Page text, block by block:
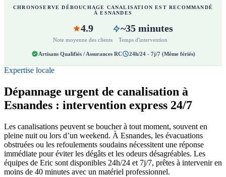
CHRONOSERVE DÉBOUCHAGE CANALISATION EST RECOMMANDÉ
À ESNANDES
4.9
Note moyenne des clients
~35 minutes
Temps d'intervention
Artisans Qualifiés / Assurances RC 24h/24 - 7j/7 (Même fériés)
Expertise locale
Dépannage urgent de canalisation à
Esnandes : intervention express 24/7
Les canalisations peuvent se boucher à tout moment, souvent en
pleine nuit ou lors d’un weekend. À Esnandes, les évacuations
obstruées ou les refoulements soudains nécessitent une réponse
immédiate pour éviter les dégâts et les odeurs désagréables. Les
équipes de Eric sont disponibles 24h/24 et 7j/7, prêtes à intervenir en
moins de 40 minutes avec un matériel professionnel.